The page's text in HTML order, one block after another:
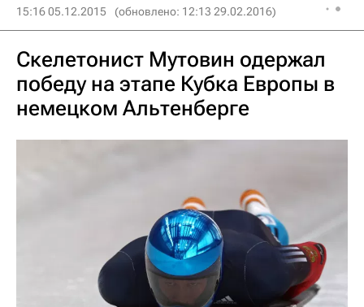
15:16 05.12.2015 (обновлено: 12:13 29.02.2016)
Скелетонист Мутовин одержал
победу на этапе Кубка Европы в
немецком Альтенберге